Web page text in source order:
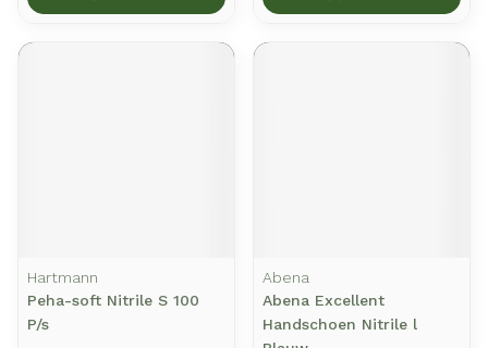
Hartmann
Peha-soft Nitrile S 100
P/s
Abena
Abena Excellent
Handschoen Nitrile l